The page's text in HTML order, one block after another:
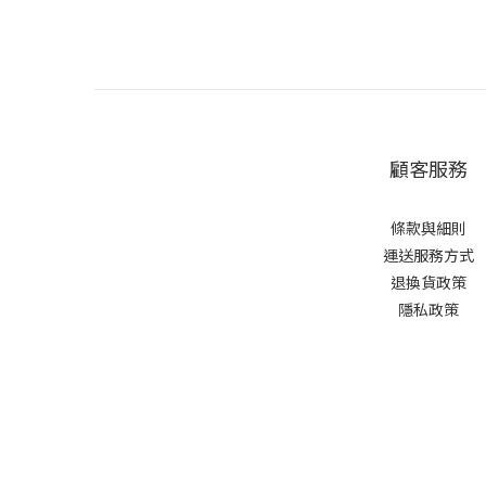
顧客服務
條款與細則
運送服務方式
退換貨政策
隱私政策